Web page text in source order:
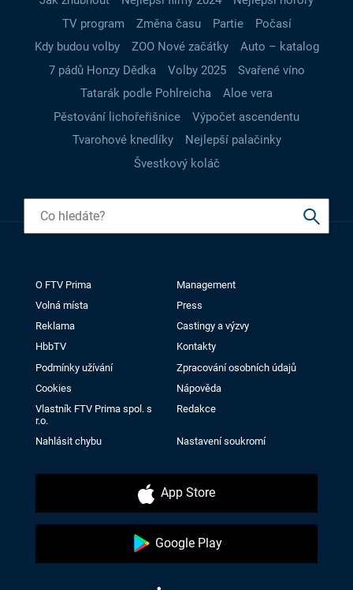
TV program
Změna času Partie
Počasí
Kdy budou volby
ZOO Nové začátky
Auto – katalog
7 pádů Honzy Dědka
Volby 2025
Svařené víno
Tatarák podle Pohlreicha
Aloe vera
Pěstování lichořeřišnice
Výpočet ascendentu
Tvarohové knedlíky
Nejlepší palačinky
Švestkový koláč
O FTV Prima
Management
Volná místa
Press
Reklama
Castingy a výzvy
HbbTV
Kontakty
Podmínky užívání
Zpracování osobních údajů
Cookies
Nápověda
Vlastník FTV Prima spol. s
r.o.
Redakce
Nahlásit chybu Nastavení soukromí
App Store
Google Play